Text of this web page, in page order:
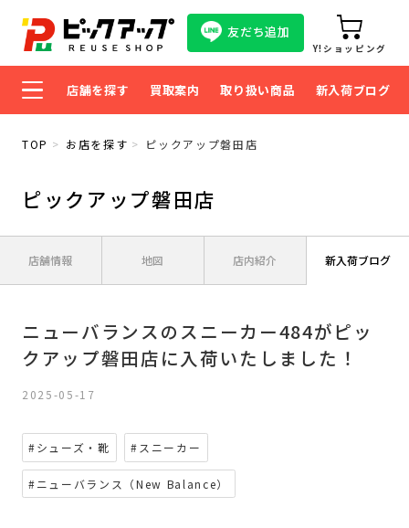
友だち追加
Y!ショッピング
店舗を探す 買取案内 取り扱い商品 新入荷ブログ
TOP お店を探す ピックアップ磐田店
ピックアップ磐田店
店舗情報 地図 店内紹介 新入荷ブログ
ニューバランスのスニーカー484がピッ
クアップ磐田店に入荷いたしました！
2025-05-17
#シューズ・靴 #スニーカー
#ニューバランス（New Balance）